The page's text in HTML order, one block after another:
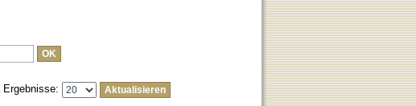
Ergebnisse: